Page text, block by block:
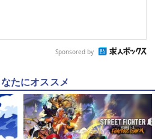
Sponsored by
たにオススメ